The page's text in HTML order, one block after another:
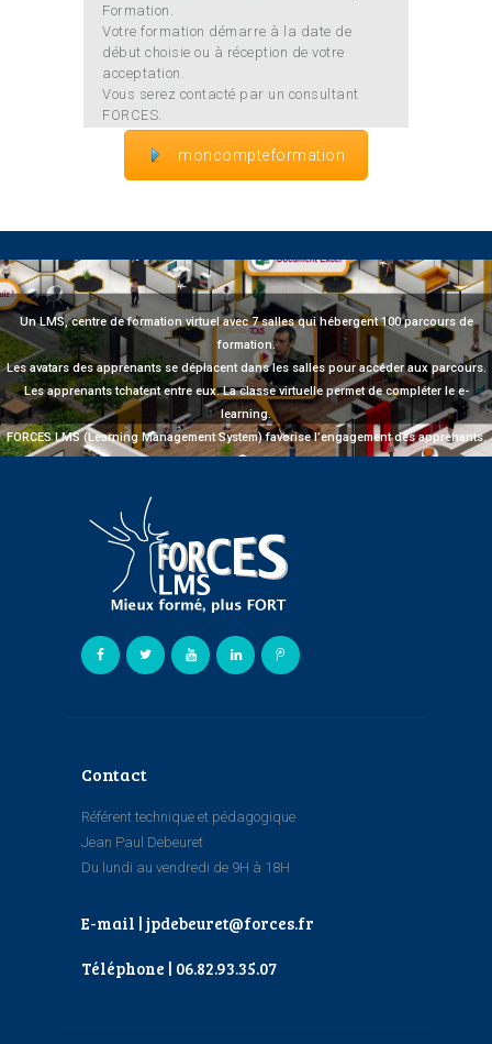
Formation.
Votre formation démarre à la date de
début choisie ou à réception de votre
acceptation.
Vous serez contacté par un consultant
FORCES.
moncompteformation
Un LMS, centre de formation virtuel avec 7 salles qui hébergent 100 parcours de
formation.
Les avatars des apprenants se déplacent dans les salles pour accéder aux parcours.
Les apprenants tchatent entre eux. La classe virtuelle permet de compléter le e-
learning.
FORCES LMS (Learning Management System) favorise l’engagement des apprenants.
Contact
Référent technique et pédagogique
Jean Paul Debeuret
Du lundi au vendredi de 9H à 18H
E-mail | jpdebeuret@forces.fr
Téléphone | 06.82.93.35.07